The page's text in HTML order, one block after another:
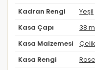
Kadran Rengi Yeşil
Kasa Çapı 38
Kasa Malzemesi Çelik
Kasa Rengi